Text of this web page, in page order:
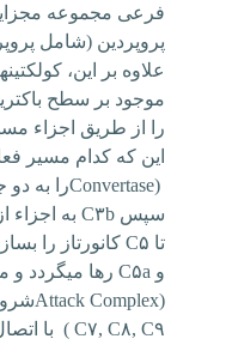
فرعی مجموعه
پروپردین (شامل
علاوه بر این،
موجود بر سطح
را از طریق اجزاء
این که کدام مسیر
Convertase)را به
سپس C۳b به
تا C۵کانورتاز را
و C۵a رها می‏گردد و
Attack Complex)
C۷, C۸, C۹ ) با